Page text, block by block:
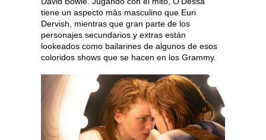
tiene un aspecto más masculino que Euri
Dervish, mientras que gran parte de los
personajes secundarios y extras están
lookeados como bailarines de algunos de esos
coloridos shows que se hacen en los Grammy.